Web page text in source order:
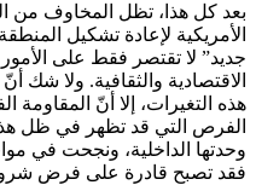
بعد كل هذا، تظل المخاوف من
الأمريكية لإعادة تشكيل
جديد” لا تقتصر فقط على
الاقتصادية والثقافية. ولا
هذه التغيرات، إلا أنّ المقاومة
الفرص التي قد تظهر في ظل
وحدتها الداخلية، ونجحت في
فقد تصبح قادرة على فرض